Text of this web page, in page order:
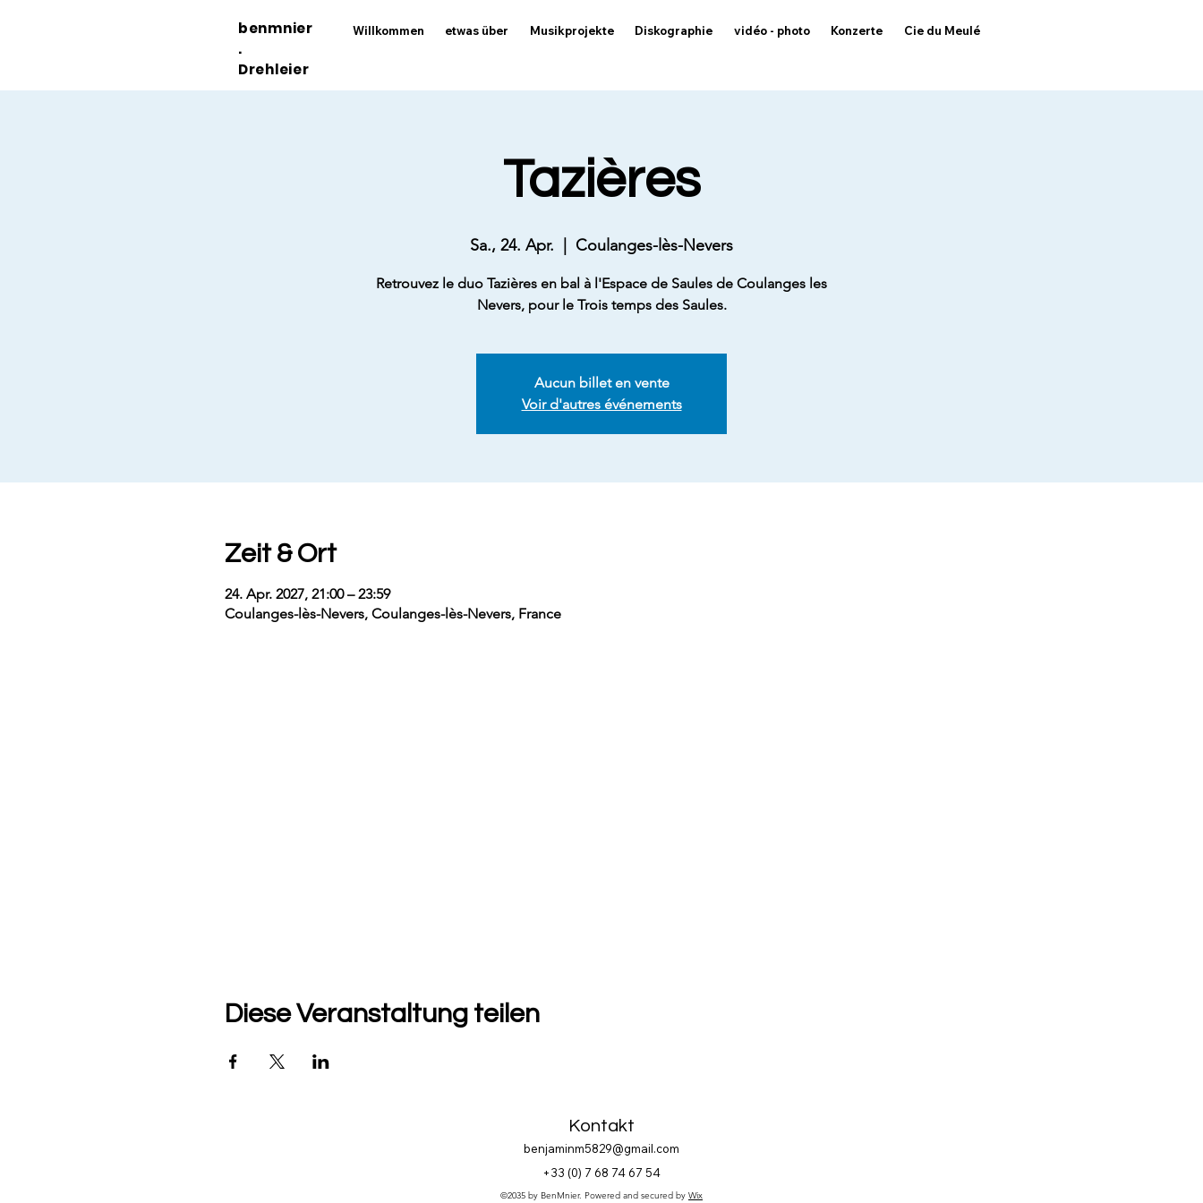
benmnier
.
Drehleier
Willkommen etwas über Musikprojekte Diskographie vidéo - photo Konzerte Cie du Meulé
Tazières
Sa., 24. Apr. Coulanges-lès-Nevers
Retrouvez le duo Tazières en bal à l'Espace de Saules de Coulanges les
Nevers, pour le Trois temps des Saules.
Aucun billet en vente
Voir d'autres événements
Zeit & Ort
24. Apr. 2027, 21:00 – 23:59
Coulanges-lès-Nevers, Coulanges-lès-Nevers, France
Diese Veranstaltung teilen
Kontakt
benjaminm5829@gmail.com
+33 (0) 7 68 74 67 54
©2035 by BenMnier. Powered and secured by Wix